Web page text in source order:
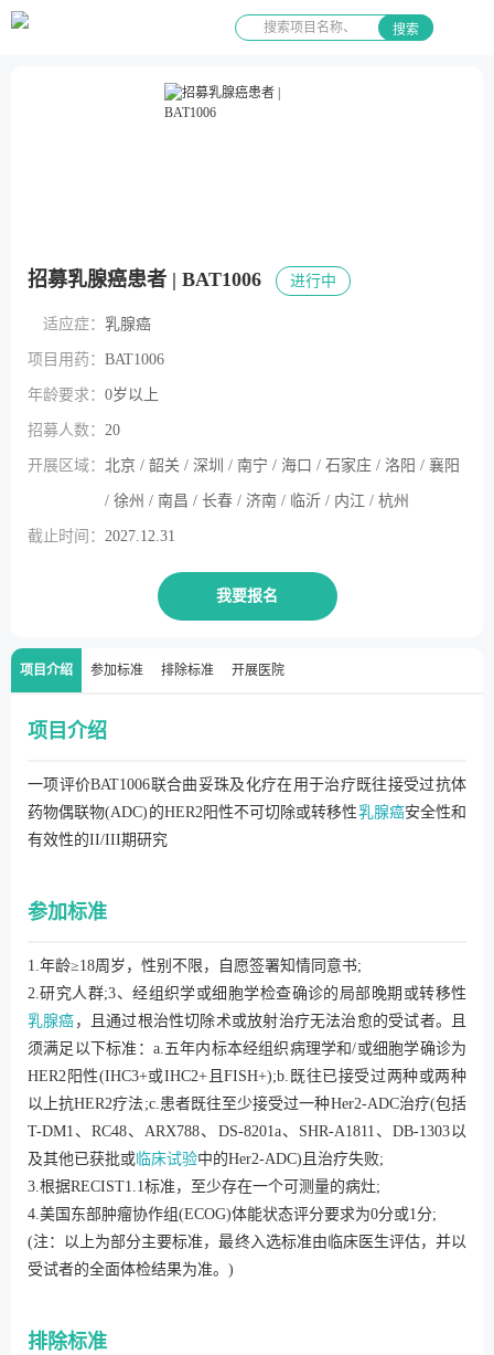
搜索
招募乳腺癌患者 | BAT1006 进行中
适应症： 乳腺癌
项目用药： BAT1006
年龄要求： 0岁以上
招募人数： 20
开展区域： 北京 / 韶关 / 深圳 / 南宁 / 海口 / 石家庄 / 洛阳 / 襄阳
/ 徐州 / 南昌 / 长春 / 济南 / 临沂 / 内江 / 杭州
截止时间： 2027.12.31
我要报名
项目介绍 参加标准 排除标准 开展医院
项目介绍
一项评价BAT1006联合曲妥珠及化疗在用于治疗既往接受过抗体
药物偶联物(ADC)的HER2阳性不可切除或转移性乳腺癌安全性和
有效性的II/III期研究
参加标准
1.年龄≥18周岁，性别不限，自愿签署知情同意书;
2.研究人群;3、经组织学或细胞学检查确诊的局部晚期或转移性
乳腺癌 ，且通过根治性切除术或放射治疗无法治愈的受试者。且
须满足以下标准：a.五年内标本经组织病理学和/或细胞学确诊为
HER2阳性(IHC3+或IHC2+且FISH+);b.既往已接受过两种或两种
以上抗HER2疗法;c.患者既往至少接受过一种Her2-ADC治疗(包括
T-DM1、RC48、ARX788、DS-8201a、SHR-A1811、DB-1303以
及其他已获批或 临床试验中的Her2-ADC)且治疗失败;
3.根据RECIST1.1标准，至少存在一个可测量的病灶;
4.美国东部肿瘤协作组(ECOG)体能状态评分要求为0分或1分;
(注：以上为部分主要标准，最终入选标准由临床医生评估，并以
受试者的全面体检结果为准。)
排除标准